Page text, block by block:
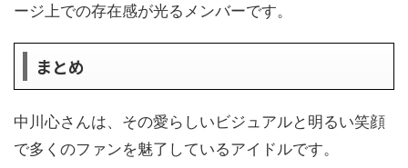
ージ上での存在感が光るメンバーです。
まとめ
中川心さんは、その愛らしいビジュアルと明るい笑顔
で多くのファンを魅了しているアイドルです。